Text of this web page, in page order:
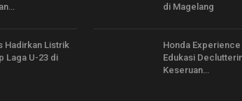
Hadirkan Listrik
Laga U-23 di
di Magelang
Honda
Edukasi
Keseruan…